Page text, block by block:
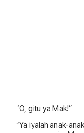
“O, gitu ya Mak!”
“Ya iyalah anak-